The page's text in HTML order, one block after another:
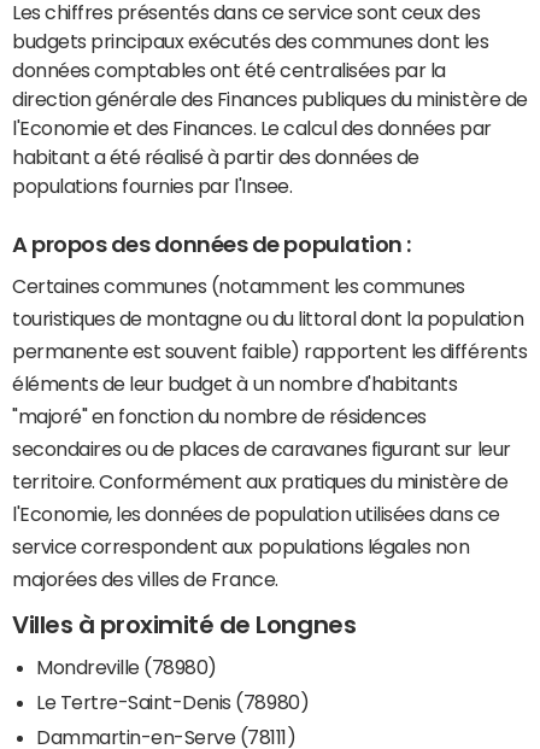
Les chiffres présentés dans ce service sont ceux des
budgets principaux exécutés des communes dont les
données comptables ont été centralisées par la
direction générale des Finances publiques du ministère de
l'Economie et des Finances. Le calcul des données par
habitant a été réalisé à partir des données de
populations fournies par l'Insee.
A propos des données de population :
Certaines communes (notamment les communes
touristiques de montagne ou du littoral dont la population
permanente est souvent faible) rapportent les différents
éléments de leur budget à un nombre d'habitants
"majoré" en fonction du nombre de résidences
secondaires ou de places de caravanes figurant sur leur
territoire. Conformément aux pratiques du ministère de
l'Economie, les données de population utilisées dans ce
service correspondent aux populations légales non
majorées des villes de France.
Villes à proximité de Longnes
Mondreville (78980)
Le Tertre-Saint-Denis (78980)
Dammartin-en-Serve (78111)